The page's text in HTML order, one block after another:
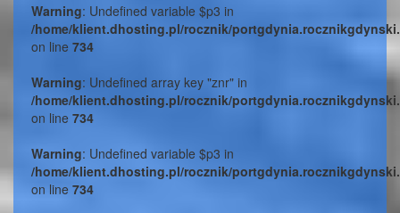
Warning: Undefined variable $p3 in
/home/klient.dhosting.pl/rocznik/
on line 734
Warning: Undefined array key "znr" in
/home/klient.dhosting.pl/rocznik/
on line 734
Warning: Undefined variable $p3 in
/home/klient.dhosting.pl/rocznik/
on line 734